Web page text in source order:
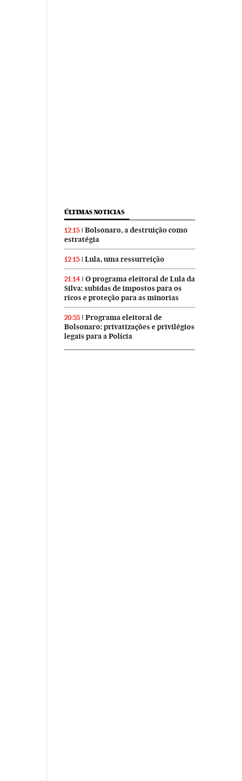
ÚLTIMAS NOTICIAS
12:15
Bolsonaro, a destruição como
estratégia
12:15 Lula, uma ressurreição
21:14
O programa eleitoral de Lula da
Silva: subidas de impostos para os
ricos e proteção para as minorias
20:55
Programa eleitoral de
Bolsonaro: privatizações e privilégios
legais para a Polícia